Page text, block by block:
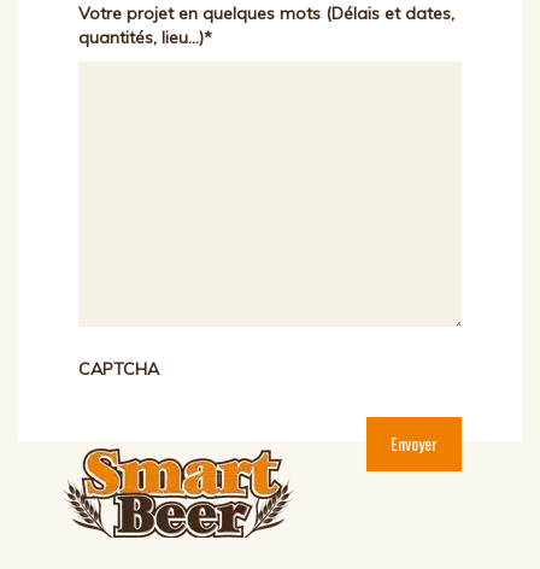
Votre projet en quelques mots (Délais et dates,
quantités, lieu...)*
CAPTCHA